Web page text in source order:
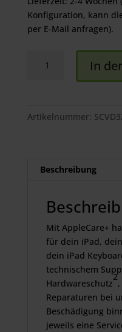
Konfiguration, kann
per E-Mail anfragen).
13"
In
Artikelnummer:
Beschreibung
Mit AppleCare+
für dein iPad,
dein iPad
technischem
Hardwareschutz
2
Reparaturen bei
Beschädigung
jeweils eine